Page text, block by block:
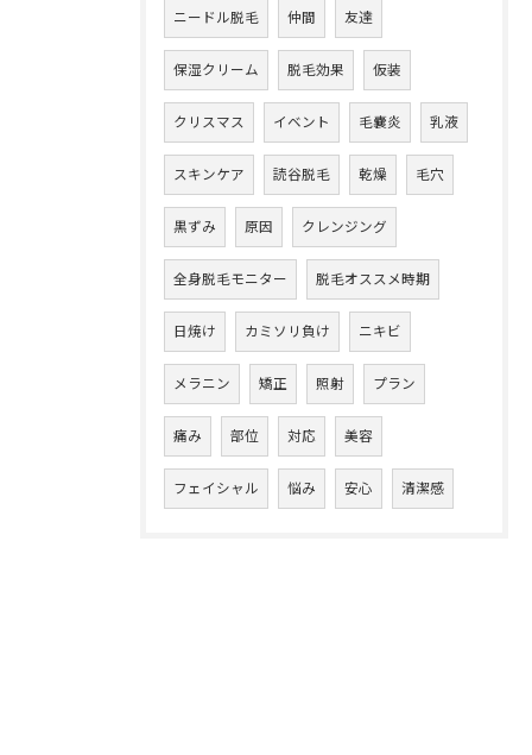
ニードル脱毛 仲間 友達
保湿クリーム 脱毛効果 仮装
クリスマス イベント 毛嚢炎 乳液
スキンケア 読谷脱毛 乾燥 毛穴
黒ずみ 原因 クレンジング
全身脱毛モニター 脱毛オススメ時期
日焼け カミソリ負け ニキビ
メラニン 矯正 照射 プラン
痛み 部位 対応 美容
フェイシャル 悩み 安心 清潔感